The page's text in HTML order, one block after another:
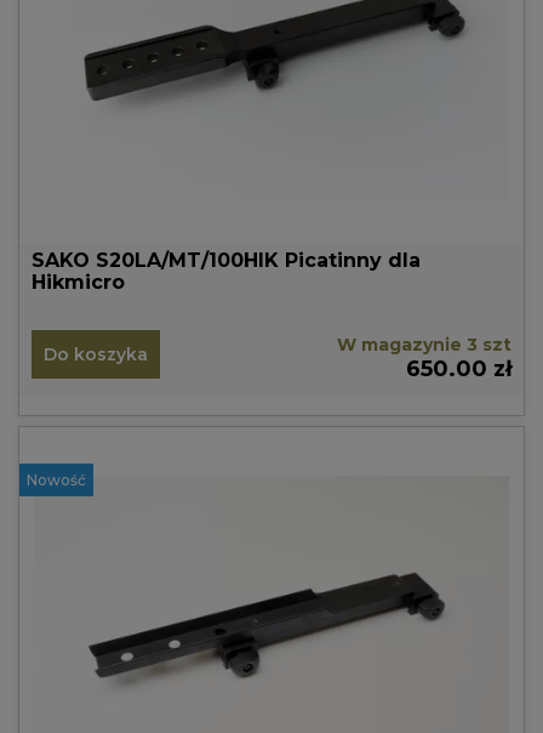
SAKO S20LA/MT/100HIK Picatinny dla
Hikmicro
Do koszyka W magazynie 3 szt
650.00 zł
Nowość